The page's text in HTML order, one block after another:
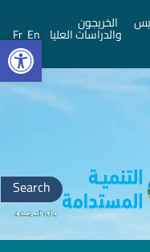
الخريجون
والدراسات العليا En
Fr
Search
for: